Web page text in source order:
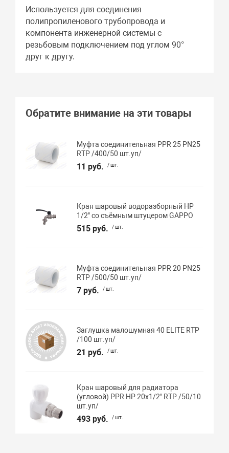
Используется для соединения
полипропиленового трубопровода и
компонента инженерной системы с
резьбовым подключением под углом 90°
друг к другу.
Обратите внимание на эти товары
Муфта соединительная PPR 25 PN25
RTP /400/50 шт.уп/
11 руб. / шт.
Кран шаровый водоразборный НР
1/2" со съёмным штуцером GAPPO
515 руб. / шт.
Муфта соединительная PPR 20 PN25
RTP /500/50 шт.уп/
7 руб. / шт.
Заглушка малошумная 40 ELITE RTP
/100 шт.уп/
21 руб. / шт.
Кран шаровый для радиатора
(угловой) PPR НР 20х1/2" RTP /50/10
шт.уп/
493 руб. / шт.